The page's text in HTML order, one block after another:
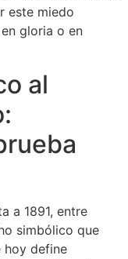
este miedo
gloria o en
al
a 1891, entre
simbólico que
hoy define